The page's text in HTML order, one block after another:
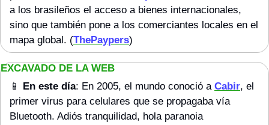
a los brasileños el acceso a bienes internacionales,
sino que también pone a los comerciantes locales en el
mapa global. (ThePaypers)
EXCAVADO DE LA WEB
📱
En este día: En 2005, el mundo conoció a Cabir, el
primer virus para celulares que se propagaba vía
Bluetooth. Adiós tranquilidad, hola paranoia